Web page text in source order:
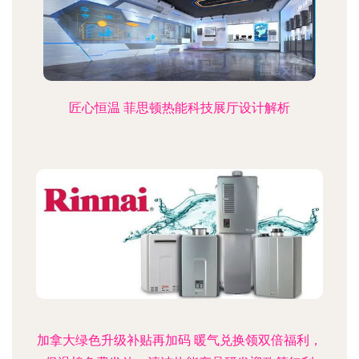
匠心恒温 菲思顿热能科技展厅设计解析
加拿大绿色升级补贴再加码 暖气兑换领双倍福利，